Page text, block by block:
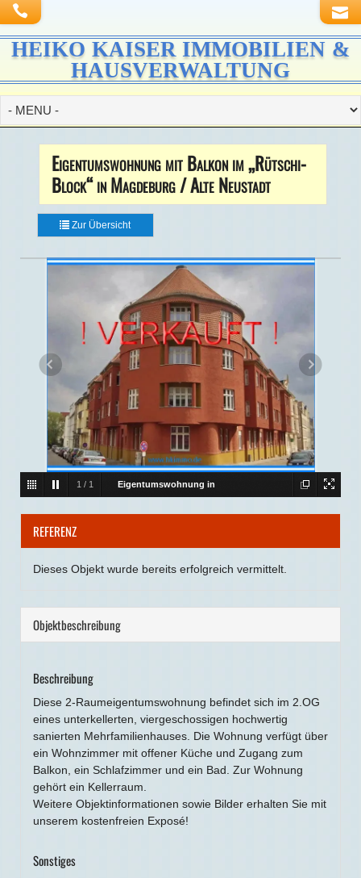
HEIKO KAISER IMMOBILIEN &
HAUSVERWALTUNG
Eigentumswohnung mit Balkon im „Rütschi-
Block“ in Magdeburg / Alte Neustadt
Zur Übersicht
1 / 1 Eigentumswohnung in
REFERENZ
Dieses Objekt wurde bereits erfolgreich vermittelt.
Objekt­beschreibung
Beschreibung
Diese 2-Raumeigentumswohnung befindet sich im 2.OG
eines unterkellerten, viergeschossigen hochwertig
sanierten Mehrfamilienhauses. Die Wohnung verfügt über
ein Wohnzimmer mit offener Küche und Zugang zum
Balkon, ein Schlafzimmer und ein Bad. Zur Wohnung
gehört ein Kellerraum.
Weitere Objektinformationen sowie Bilder erhalten Sie mit
unserem kostenfreien Exposé!
Sonstiges